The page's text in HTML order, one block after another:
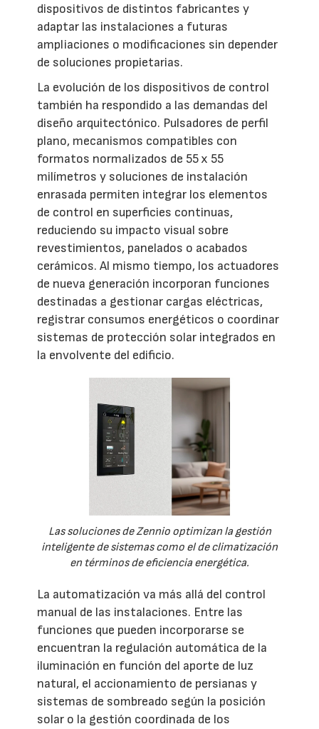
dispositivos de distintos fabricantes y
adaptar las instalaciones a futuras
ampliaciones o modificaciones sin depender
de soluciones propietarias.
La evolución de los dispositivos de control
también ha respondido a las demandas del
diseño arquitectónico. Pulsadores de perfil
plano, mecanismos compatibles con
formatos normalizados de 55 x 55
milímetros y soluciones de instalación
enrasada permiten integrar los elementos
de control en superficies continuas,
reduciendo su impacto visual sobre
revestimientos, panelados o acabados
cerámicos. Al mismo tiempo, los actuadores
de nueva generación incorporan funciones
destinadas a gestionar cargas eléctricas,
registrar consumos energéticos o coordinar
sistemas de protección solar integrados en
la envolvente del edificio.
Las soluciones de Zennio optimizan la gestión
inteligente de sistemas como el de climatización
en términos de eficiencia energética.
La automatización va más allá del control
manual de las instalaciones. Entre las
funciones que pueden incorporarse se
encuentran la regulación automática de la
iluminación en función del aporte de luz
natural, el accionamiento de persianas y
sistemas de sombreado según la posición
solar o la gestión coordinada de los